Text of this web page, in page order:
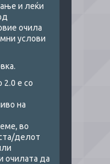
и леќи
очила
услови
2.0 е со
на
во
делот
очилата да